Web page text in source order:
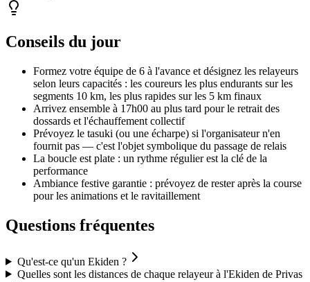
Conseils du jour
Formez votre équipe de 6 à l'avance et désignez les relayeurs
selon leurs capacités : les coureurs les plus endurants sur les
segments 10 km, les plus rapides sur les 5 km finaux
Arrivez ensemble à 17h00 au plus tard pour le retrait des
dossards et l'échauffement collectif
Prévoyez le tasuki (ou une écharpe) si l'organisateur n'en
fournit pas — c'est l'objet symbolique du passage de relais
La boucle est plate : un rythme régulier est la clé de la
performance
Ambiance festive garantie : prévoyez de rester après la course
pour les animations et le ravitaillement
Questions fréquentes
Qu'est-ce qu'un Ekiden ?
Quelles sont les distances de chaque relayeur à l'Ekiden de Privas